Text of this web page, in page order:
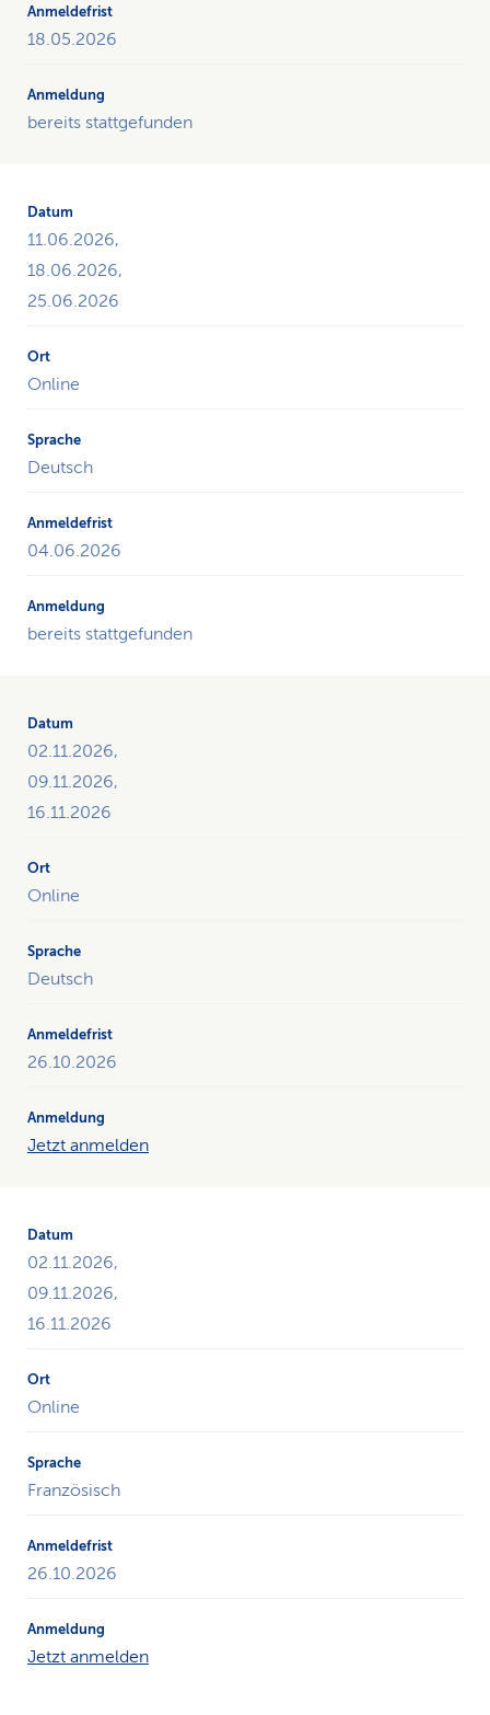
18.05.2026
bereits stattgefunden
11.06.2026,
18.06.2026,
25.06.2026
Online
Deutsch
04.06.2026
bereits stattgefunden
02.11.2026,
09.11.2026,
16.11.2026
Online
Deutsch
26.10.2026
Jetzt anmelden
02.11.2026,
09.11.2026,
16.11.2026
Online
Französisch
26.10.2026
Jetzt anmelden